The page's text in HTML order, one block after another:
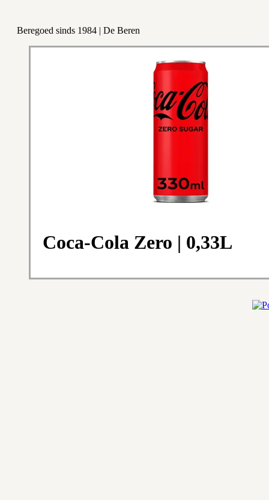
Beregoed sinds 1984 | De Beren
Coca-Cola Zero | 0,33L